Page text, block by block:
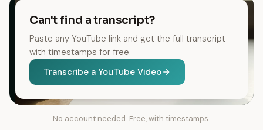
Can't find a transcript?
Paste any YouTube link and get the full transcript
with timestamps for free.
Transcribe a YouTube Video
No account needed. Free, with timestamps.